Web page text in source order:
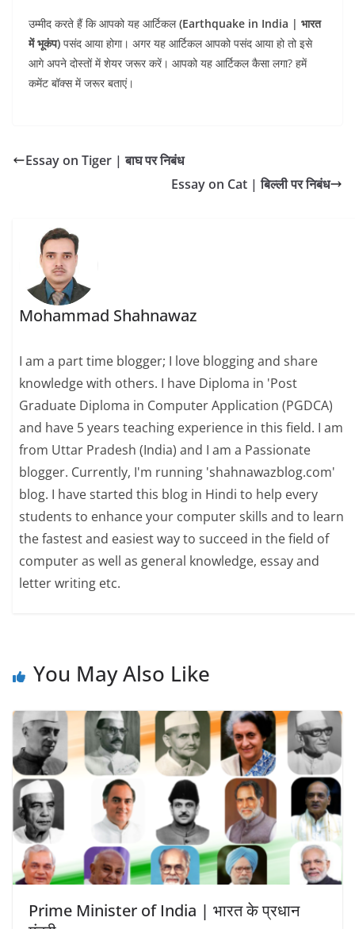
उम्मीद करते हैं कि आपको यह आर्टिकल(Earthquake in India | भारत
में भूकंप) पसंद आया होगा। अगर यह आर्टिकल आपको पसंद आया हो तो इसे
आगे अपने दोस्तों में शेयर जरूर करें। आपको यह आर्टिकल कैसा लगा? हमें
कमेंट बॉक्स में जरूर बताएं।
Essay on Tiger | बाघ पर निबंध
Essay on Cat | बिल्ली पर निबंध
Mohammad Shahnawaz
I am a part time blogger; I love blogging and share
knowledge with others. I have Diploma in 'Post
Graduate Diploma in Computer Application (PGDCA)
and have 5 years teaching experience in this field. I am
from Uttar Pradesh (India) and I am a Passionate
blogger. Currently, I'm running 'shahnawazblog.com'
blog. I have started this blog in Hindi to help every
students to enhance your computer skills and to learn
the fastest and easiest way to succeed in the field of
computer as well as general knowledge, essay and
letter writing etc.
You May Also Like
Prime Minister of India | भारत के प्रधान